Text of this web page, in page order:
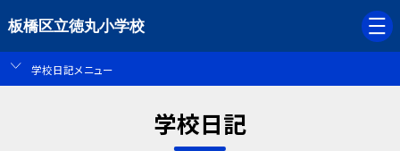
板橋区立徳丸小学校
学校日記メニュー
学校日記